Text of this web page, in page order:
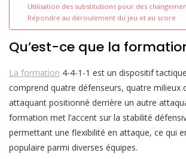
Utilisation des substitutions pour des
Répondre au déroulement du jeu et au score
Qu’est-ce que la
La formation 4-4-1-1 est un dispositif
comprend quatre défenseurs, quatre milieux
attaquant positionné derrière un autre
formation met l’accent sur la stabilité
permettant une flexibilité en attaque, ce qui
populaire parmi diverses équipes.